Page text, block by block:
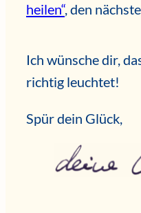
heilen“, den
Ich wünsche dir,
richtig leuchtet!
Spür dein Glück,